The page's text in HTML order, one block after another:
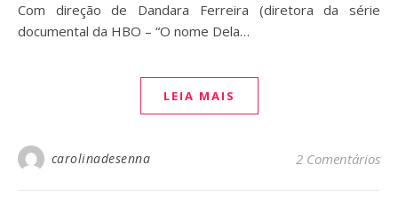
Com direção de Dandara Ferreira (diretora da série
documental da HBO – “O nome Dela…
LEIA MAIS
carolinadesenna 2 Comentários